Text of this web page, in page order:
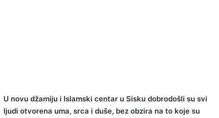
U novu džamiju i Islamski centar u Sisku dobrodošli su svi
ljudi otvorena uma, srca i duše, bez obzira na to koje su